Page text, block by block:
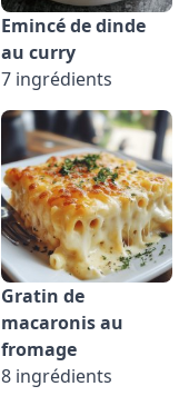
Emincé de dinde
au curry
7 ingrédients
Gratin de
macaronis au
fromage
8 ingrédients